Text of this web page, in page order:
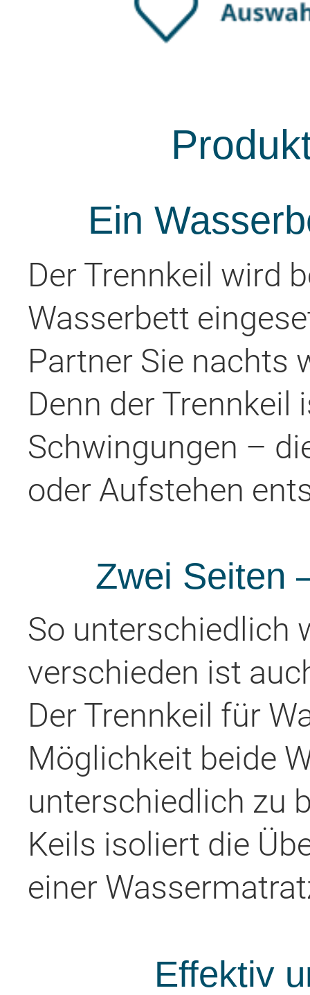
Ein
Der Trennkeil wird
Wasserbett
Partner Sie nachts
Denn der
Schwingungen –
oder Aufstehen
Zwei Seiten
So unterschiedlich
verschieden ist
Der Trennkeil für
Möglichkeit beide
unterschiedlich zu
Keils isoliert die
einer
Effektiv